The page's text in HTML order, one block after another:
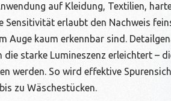
auf Kleidung, Textilien,
Sensitivität erlaubt den Nachweis
Auge kaum erkennbar sind.
starke Lumineszenz erleichtert –
werden. So wird effektive
zu Wäschestücken.